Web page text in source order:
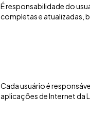
É responsabilidade do
completas e atualizadas,
Cada usuário é
aplicações de Internet da